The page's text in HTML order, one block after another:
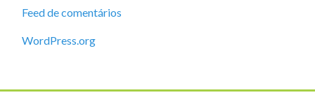
Feed de comentários
WordPress.org